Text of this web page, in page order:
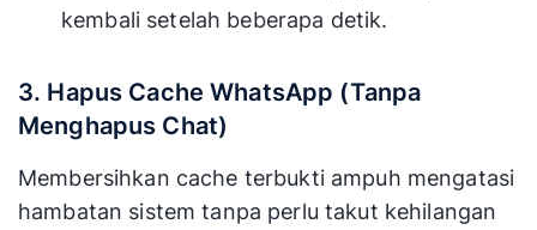
kembali setelah beberapa detik.
3. Hapus Cache WhatsApp (Tanpa
Menghapus Chat)
Membersihkan cache terbukti ampuh mengatasi
hambatan sistem tanpa perlu takut kehilangan